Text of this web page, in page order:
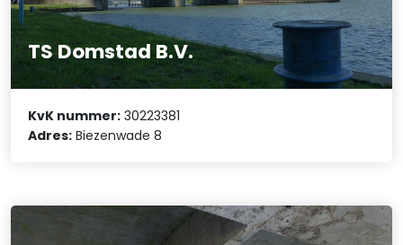
TS Domstad B.V.
KvK nummer: 30223381
Adres: Biezenwade 8